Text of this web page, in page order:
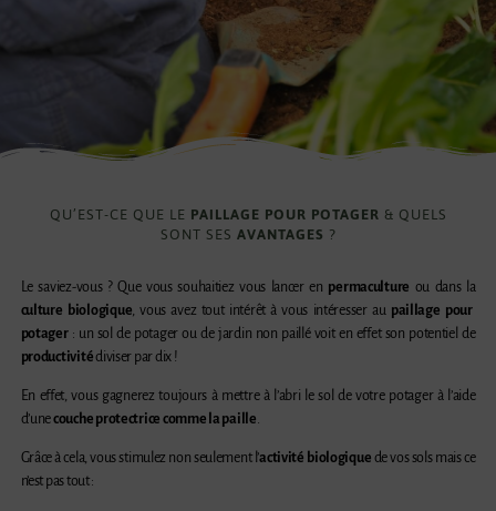
QU’EST-CE QUE LE PAILLAGE POUR POTAGER & QUELS
SONT SES AVANTAGES ?
Le saviez-vous ? Que vous souhaitiez vous lancer en permaculture ou dans la
culture biologique, vous avez tout intérêt à vous intéresser au paillage pour
potager: un sol de potager ou de jardin non paillé voit en effet son potentiel de
productivitédiviser par dix !
En effet, vous gagnerez toujours à mettre à l’abri le sol de votre potager à l’aide
d’unecouche protectrice comme la paille.
Grâce à cela, vous stimulez non seulement l’activité biologique de vos sols mais ce
n’est pas tout :